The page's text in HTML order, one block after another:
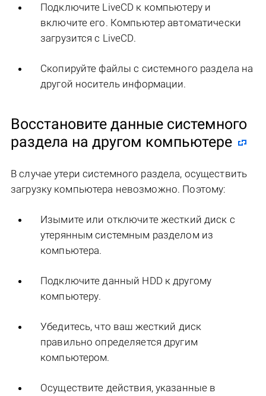
Подключите LiveCD к компьютеру и
включите его. Компьютер автоматически
загрузится с LiveCD.
Скопируйте файлы c системного раздела на
другой носитель информации.
Восстановите данные системного
раздела на другом компьютере
В случае утери системного раздела, осуществить
загрузку компьютера невозможно. Поэтому:
Изымите или отключите жесткий диск с
утерянным системным разделом из
компьютера.
Подключите данный HDD к другому
компьютеру.
Убедитесь, что ваш жесткий диск
правильно определяется другим
компьютером.
Осуществите действия, указанные в